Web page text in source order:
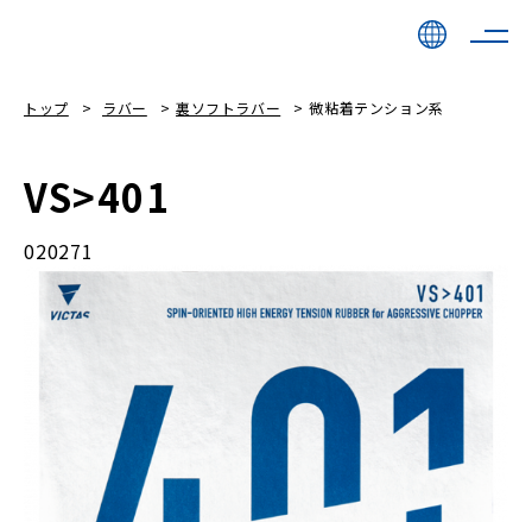
トップ ラバー 裏ソフトラバー 微粘着テンション系
VS>401
020271